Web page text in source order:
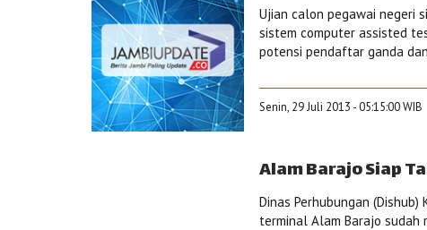
Ujian calon pegawai negeri
sistem computer assisted
potensi pendaftar ganda
Senin, 29 Juli 2013 - 05:15:00 WIB
Alam Barajo Siap
Dinas Perhubungan
terminal Alam Barajo sudah